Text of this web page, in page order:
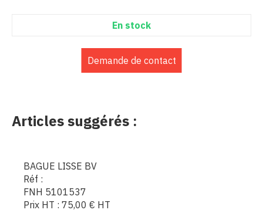
En stock
Demande de contact
Articles suggérés :
BAGUE LISSE BV
Réf :
FNH 5101537
Prix HT : 75,00 € HT